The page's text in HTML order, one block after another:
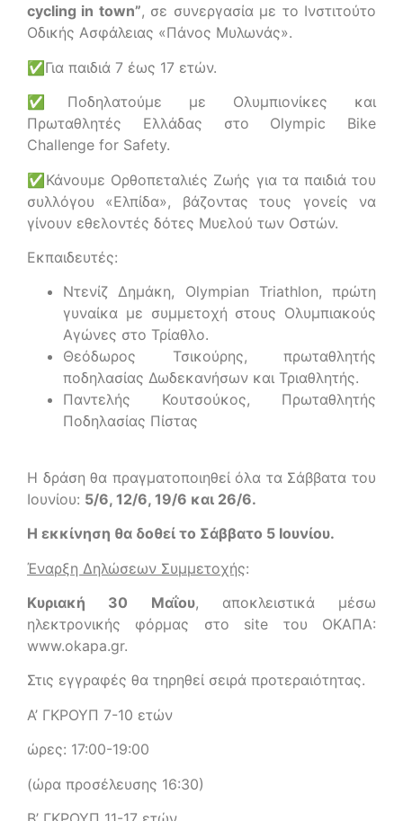
cycling in town”, σε συνεργασία με το Ινστιτούτο
Οδικής Ασφάλειας «Πάνος Μυλωνάς».
✅Για παιδιά 7 έως 17 ετών.
✅ Ποδηλατούμε με Ολυμπιονίκες και
Πρωταθλητές Ελλάδας στο Olympic Bike
Challenge for Safety.
✅Κάνουμε Ορθοπεταλιές Ζωής για τα παιδιά του
συλλόγου «Ελπίδα», βάζοντας τους γονείς να
γίνουν εθελοντές δότες Μυελού των Οστών.
Εκπαιδευτές:
Ντενίζ Δημάκη, Olympian Triathlon, πρώτη
γυναίκα με συμμετοχή στους Ολυμπιακούς
Αγώνες στο Τρίαθλο.
Θεόδωρος Τσικούρης, πρωταθλητής
ποδηλασίας Δωδεκανήσων και Τριαθλητής.
Παντελής Κουτσούκος, Πρωταθλητής
Ποδηλασίας Πίστας
Η δράση θα πραγματοποιηθεί όλα τα Σάββατα του
Ιουνίου: 5/6, 12/6, 19/6 και 26/6.
H εκκίνηση θα δοθεί το Σάββατο 5 Ιουνίου.
Έναρξη Δηλώσεων Συμμετοχής:
Kυριακή 30 Μαΐου, αποκλειστικά μέσω
ηλεκτρονικής φόρμας στο site του ΟΚΑΠΑ:
www.okapa.gr.
Στις εγγραφές θα τηρηθεί σειρά προτεραιότητας.
Α’ ΓΚΡΟΥΠ 7-10 ετών
ώρες: 17:00-19:00
(ώρα προσέλευσης 16:30)